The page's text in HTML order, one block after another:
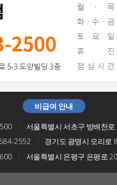
비급여 안내
I
서울특별시 서초구 방배천
2552 I
경기도 광명시 오리로
I 서울특별시 은평구 은평로